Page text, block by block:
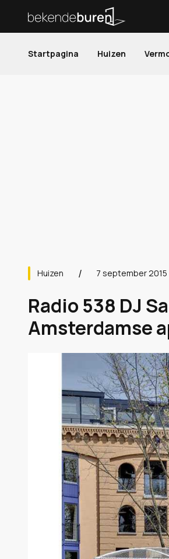
Startpagina Huizen
Huizen 7 september 2015
Radio 538 DJ
Amsterdamse